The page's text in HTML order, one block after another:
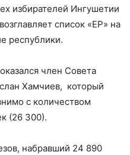
избирателей Ингушетии
список «ЕР» на
республики.
член Совета
Хамчиев, который
с количеством
(26 300).
набравший 24 890